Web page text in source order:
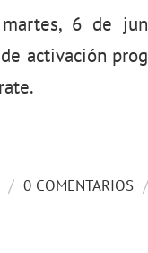
6 de
activación
/ 0 COMENTARIOS /